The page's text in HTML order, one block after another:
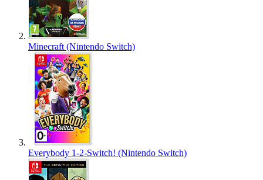
Minecraft (Nintendo Switch)
Everybody 1-2-Switch! (Nintendo Switch)